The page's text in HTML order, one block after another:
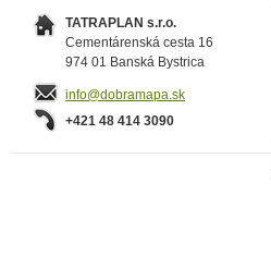
TATRAPLAN s.r.o.
Cementárenská cesta 16
974 01 Banská Bystrica
info@dobramapa.sk
+421 48 414 3090